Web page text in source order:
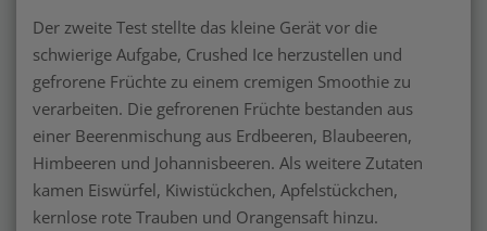
Der zweite Test stellte das kleine Gerät vor die
schwierige Aufgabe, Crushed Ice herzustellen und
gefrorene Früchte zu einem cremigen Smoothie zu
verarbeiten. Die gefrorenen Früchte bestanden aus
einer Beerenmischung aus Erdbeeren, Blaubeeren,
Himbeeren und Johannisbeeren. Als weitere Zutaten
kamen Eiswürfel, Kiwistückchen, Apfelstückchen,
kernlose rote Trauben und Orangensaft hinzu.